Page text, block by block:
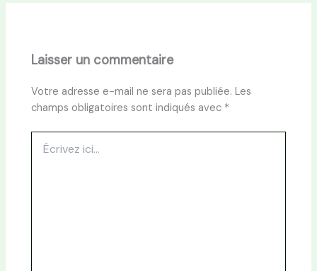
Laisser un commentaire
Votre adresse e-mail ne sera pas publiée. Les
champs obligatoires sont indiqués avec *
ici…